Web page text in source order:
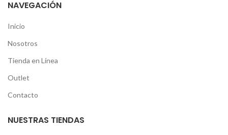
NAVEGACIÓN
Inicio
Nosotros
Tienda en Línea
Outlet
Contacto
NUESTRAS TIENDAS